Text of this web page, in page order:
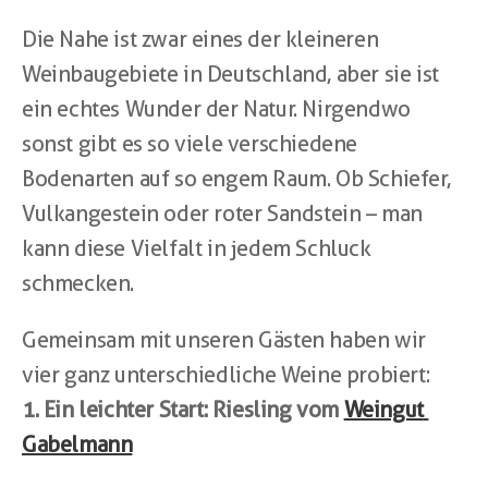
Die Nahe ist zwar eines der kleineren
Weinbaugebiete in Deutschland, aber sie ist
ein echtes Wunder der Natur. Nirgendwo
sonst gibt es so viele verschiedene
Bodenarten auf so engem Raum. Ob Schiefer,
Vulkangestein oder roter Sandstein – man
kann diese Vielfalt in jedem Schluck
schmecken.
Gemeinsam mit unseren Gästen haben wir
vier ganz unterschiedliche Weine probiert:
1. Ein leichter Start: Riesling vom Weingut
Gabelmann